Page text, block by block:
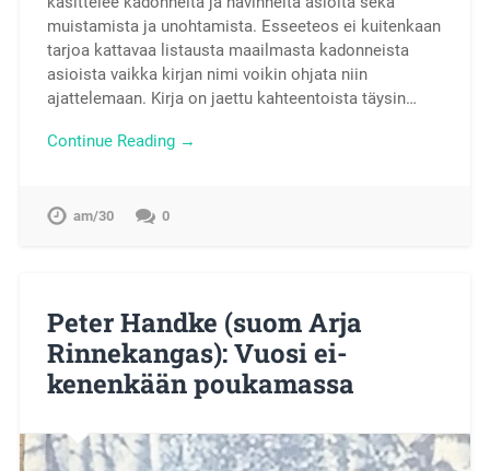
muistamista ja unohtamista. Esseeteos ei kuitenkaan
tarjoa kattavaa listausta maailmasta kadonneista
asioista vaikka kirjan nimi voikin ohjata niin
ajattelemaan. Kirja on jaettu kahteentoista täysin…
Continue Reading →
am/30 0
Peter Handke (suom Arja
Rinnekangas): Vuosi ei-
kenenkään poukamassa